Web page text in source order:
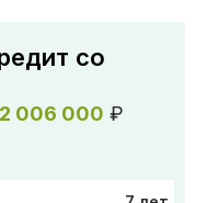
со
2 006 000 ₽